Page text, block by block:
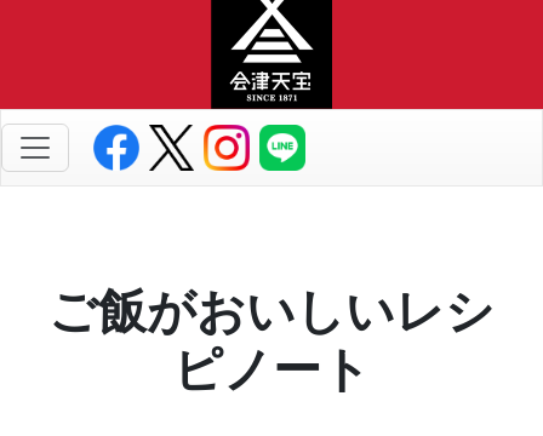
ご飯がおいしいレシ
ピノート